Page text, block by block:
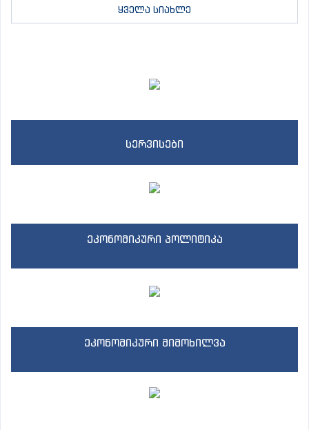
ყველა სიახლე
სერვისები
ეკონომიკური პოლიტიკა
ეკონომიკური მიმოხილვა